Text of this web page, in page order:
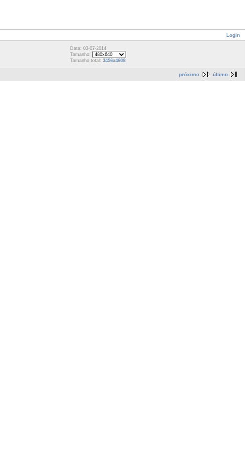
Login
Data: 03-07-2014
Tamanho:
Tamanho total: 3456x4608
próximo último